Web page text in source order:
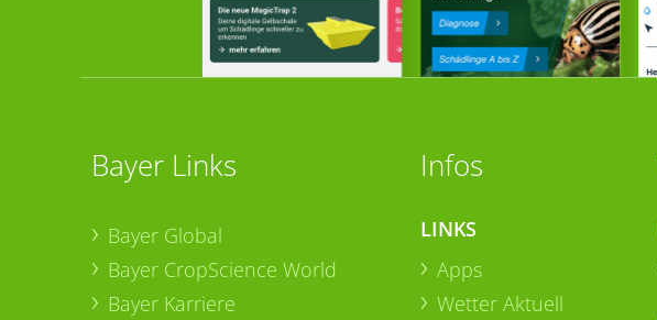
Bayer Links
Bayer Global
Bayer CropScience World
Bayer Karriere
Infos
LINKS
Apps
Wetter Aktuell